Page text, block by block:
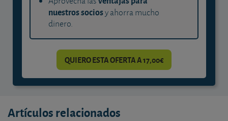
nuestros sociosy ahorra mucho
dinero.
QUIERO ESTA OFERTA A 17,00€
Artículos relacionados